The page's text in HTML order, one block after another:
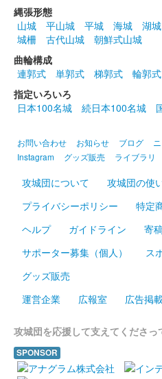
け
販売終了
2024年10月13、14日に開催され
の丸岡城天守を国宝にする市民の
印。
ウィン
販売終了
2024年10月13、14日に開催され
印。
丸岡城 墨箔印
販売終了
2024年10月12、13日に開催され
丸岡城2024」の戦国魂のブース
縄張形態
山城
平山城 平城 海城 湖城
城柵
古代山城
朝鮮式山城
曲輪構成
連郭式
単郭式 梯郭式 輪郭式
指定いろいろ
日本100名城
続日本100名城
お問い合わせ お知らせ ブログ
Instagram
グッズ販売 ライブラリ
攻城団について 攻城団の使
プライバシーポリシー
特定
ヘルプ
ガイドライン
寄
サポーター募集（個人）
ス
グッズ販売
運営企業
広報室 広告掲
攻城団を応援して支えてくださっ
SPONSOR